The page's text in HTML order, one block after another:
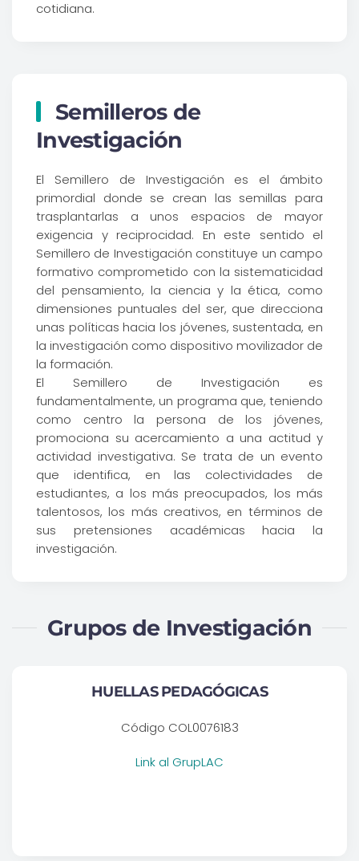
cotidiana.
Semilleros de
Investigación
El Semillero de Investigación es el ámbito
primordial donde se crean las semillas para
trasplantarlas a unos espacios de mayor
exigencia y reciprocidad. En este sentido el
Semillero de Investigación constituye un campo
formativo comprometido con la sistematicidad
del pensamiento, la ciencia y la ética, como
dimensiones puntuales del ser, que direcciona
unas políticas hacia los jóvenes, sustentada, en
la investigación como dispositivo movilizador de
la formación.
El Semillero de Investigación es
fundamentalmente, un programa que, teniendo
como centro la persona de los jóvenes,
promociona su acercamiento a una actitud y
actividad investigativa. Se trata de un evento
que identifica, en las colectividades de
estudiantes, a los más preocupados, los más
talentosos, los más creativos, en términos de
sus pretensiones académicas hacia la
investigación.
Grupos de Investigación
HUELLAS PEDAGÓGICAS
Código COL0076183
Link al GrupLAC